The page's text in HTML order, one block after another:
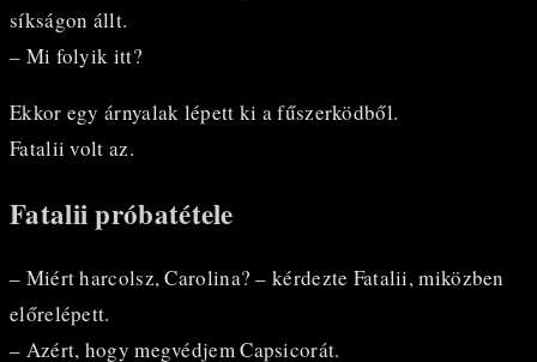
síkságon állt.
– Mi folyik itt?
Ekkor egy árnyalak lépett ki a fűszerködből.
Fatalii volt az.
Fatalii próbatétele
– Miért harcolsz, Carolina? – kérdezte Fatalii, miközben
előrelépett.
– Azért, hogy megvédjem Capsicorát.